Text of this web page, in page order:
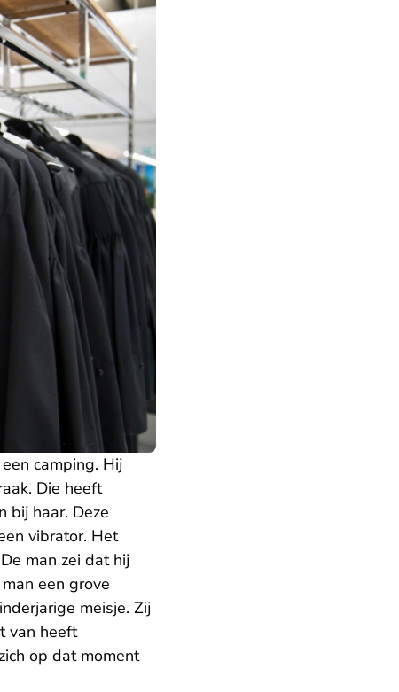
camping. Hij
Die heeft
bij haar. Deze
vibrator. Het
man zei dat hij
een grove
meisje. Zij
van heeft
op dat moment